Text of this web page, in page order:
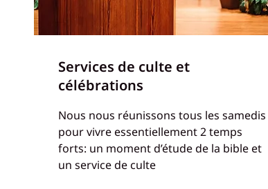
Services de culte et
célébrations
Nous nous réunissons tous les samedis
pour vivre essentiellement 2 temps
forts: un moment d’étude de la bible et
un service de culte